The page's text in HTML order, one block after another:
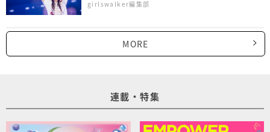
girlswalker編集部
MORE
連載・特集